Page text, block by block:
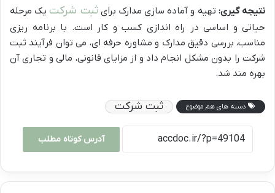
نتیجه گیری: تهیه و آماده سازی مدارک برایثبت شرکتیک مرحله
حیاتی و اساسی در راه اندازی کسب و کار است. با برنامه ریزی
مناسب، بررسی دقیق مدارک و مشاوره حرفه ای، می توان فرآیند ثبت
شرکت را بدون مشکل انجام داد و از مزایای قانونی، مالی و تجاری آن
بهره مند شد.
دسته های هم موضوع ثبت شرکت
آدرس کوتاه مطلب